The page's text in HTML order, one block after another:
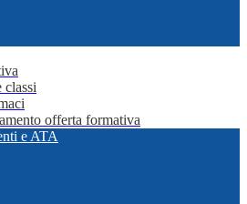
classi
offerta formativa
e ATA